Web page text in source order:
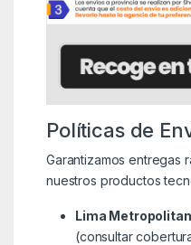
Políticas de
Garantizamos entregas
nuestros productos
Lima
(consultar